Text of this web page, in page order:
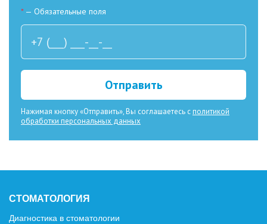
*— Обязательные поля
Отправить
Нажимая кнопку «Отправить», Вы соглашаетесь сполитикой
обработки персональных данных
СТОМАТОЛОГИЯ
Диагностика в стоматологии